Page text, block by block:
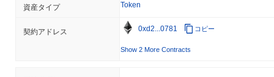
資産タイプ Token
契約アドレス 0xd2...0781 コピー
Show 2 More Contracts